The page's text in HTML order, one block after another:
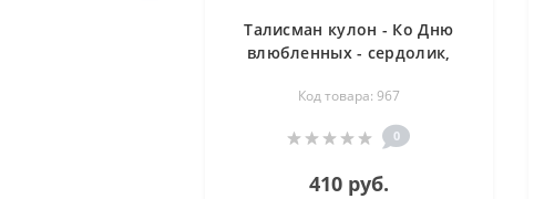
Талисман кулон - Ко Дню
влюбленных - сердолик,
Код товара: 967
0
410 руб.